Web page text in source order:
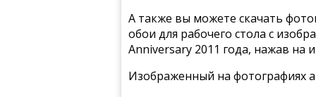
А также вы можете скачать
обои для рабочего стола с
Anniversary 2011 года, нажав на
Изображенный на фотографиях